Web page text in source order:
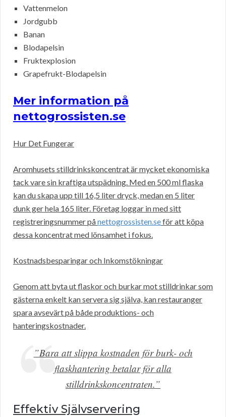
Vattenmelon
Jordgubb
Banan
Blodapelsin
Fruktexplosion
Grapefrukt-Blodapelsin
Mer information på
nettogrossisten.se
Hur Det Fungerar
Aromhusets stilldrinkskoncentrat är mycket ekonomiska
tack vare sin kraftiga utspädning. Med en 500 ml flaska
kan du skapa upp till 16,5 liter dryck, medan en 5 liter
dunk ger hela 165 liter. Företag loggar in med sitt
registreringsnummer pånettogrossisten.seför att köpa
dessa koncentrat med lönsamhet i fokus.
Kostnadsbesparingar och Inkomstökningar
Genom att byta ut flaskor och burkar mot stilldrinkar som
gästerna enkelt kan servera sig själva, kan restauranger
spara avsevärt på både produktions- och
hanteringskostnader.
”Bara att slippa kostnaden för burk- och
flaskhantering betalar för alla
stilldrinkskoncentraten.”
Effektiv Självservering